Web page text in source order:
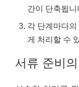
간이 단축됩니
각 단계마다
게 처리할 수
서류 준비